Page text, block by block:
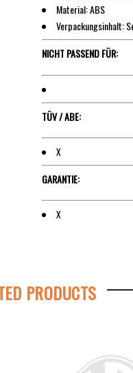
Material: ABS
Verpackungsinhalt:
NICHT PASSEND FÜR:
TÜV / ABE:
X
GARANTIE:
X
PRODUCTS